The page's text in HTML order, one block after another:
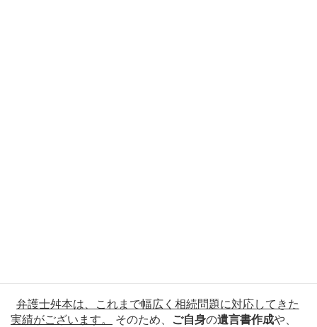
弁護士舛本は、これまで幅広く相続問題に対応してきた
実績がございます。
そのため、 ご自身の遺言書作成や、